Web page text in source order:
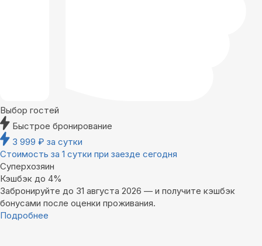
Выбор гостей
Быстрое бронирование
3 999 ₽ за сутки
Стоимость за 1 сутки при заезде сегодня
Суперхозяин
Кэшбэк до 4%
Забронируйте до 31 августа 2026 — и получите кэшбэк
бонусами после оценки проживания.
Подробнее